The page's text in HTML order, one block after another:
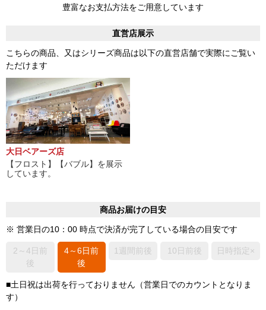
豊富なお支払方法をご用意しています
直営店展示
こちらの商品、又はシリーズ商品は以下の直営店舗で実際にご覧い
ただけます
大日ベアーズ店
【フロスト】【バブル】を展示
しています。
商品お届けの目安
※ 営業日の10：00 時点で決済が完了している場合の目安です
2～4日前
後
4～6日前
後
1週間前後 10日前後 日時指定×
■土日祝は出荷を行っておりません（営業日でのカウントとなりま
す）